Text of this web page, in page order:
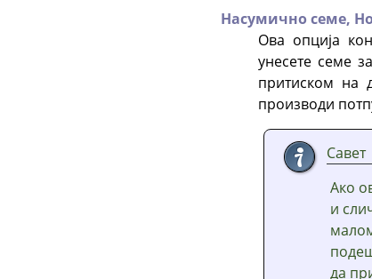
Насумично семе,
Ова опција
унесете семе
притиском на
производи
Савет
Ако
и
да